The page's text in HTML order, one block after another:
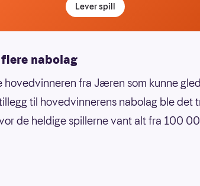
Lever spill
nabolag
hovedvinneren fra Jæren som kunne
til hovedvinnerens nabolag ble det
de heldige spillerne vant alt fra 100